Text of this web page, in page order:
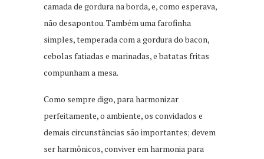
camada de gordura na borda, e, como esperava,
não desapontou. Também uma farofinha
simples, temperada com a gordura do bacon,
cebolas fatiadas e marinadas, e batatas fritas
compunham a mesa.
Como sempre digo, para harmonizar
perfeitamente, o ambiente, os convidados e
demais circunstâncias são importantes; devem
ser harmônicos, conviver em harmonia para